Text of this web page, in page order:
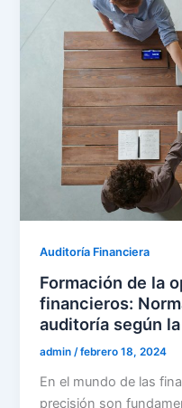
Auditoría Financiera
Formación de la
financieros:
auditoría según
admin/febrero 18, 2024
En el mundo de las
precisión son